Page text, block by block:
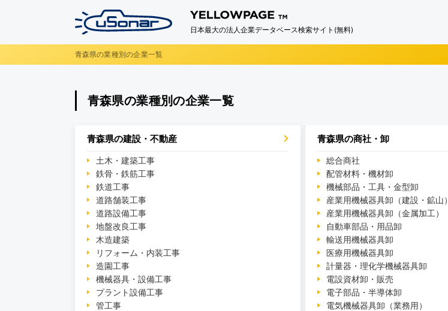
日本最大の法人企業データベース検索サイト(無料)
青森県の業種別の企業一覧
青森県の業種別の企業一覧
青森県の建設・不動産
土木・建築工事
鉄骨・鉄筋工事
鉄道工事
道路舗装工事
道路設備工事
地盤改良工事
木造建築
リフォーム・内装工事
造園工事
機械器具・設備工事
プラント設備工事
管工事
青森県の商社・卸
総合商社
配管材料・機材卸
機械部品・工具・金型卸
産業用機械器具卸（建設・鉱山）
産業用機械器具卸（金属加工）
自動車部品・用品卸
輸送用機械器具卸
医療用機械器具卸
計量器・理化学機械器具卸
電設資材卸・販売
電子部品・半導体卸
電気機械器具卸（業務用）